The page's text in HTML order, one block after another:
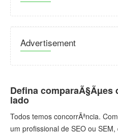
Advertisement
Defina comparaÃ§Ãµes
lado
Todos temos concorrÃªncia.
um profissional de SEO ou